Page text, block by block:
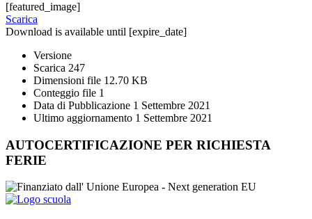
[featured_image]
Scarica
Download is available until [expire_date]
Versione
Scarica 247
Dimensioni file 12.70 KB
Conteggio file 1
Data di Pubblicazione 1 Settembre 2021
Ultimo aggiornamento 1 Settembre 2021
AUTOCERTIFICAZIONE PER RICHIESTA
FERIE